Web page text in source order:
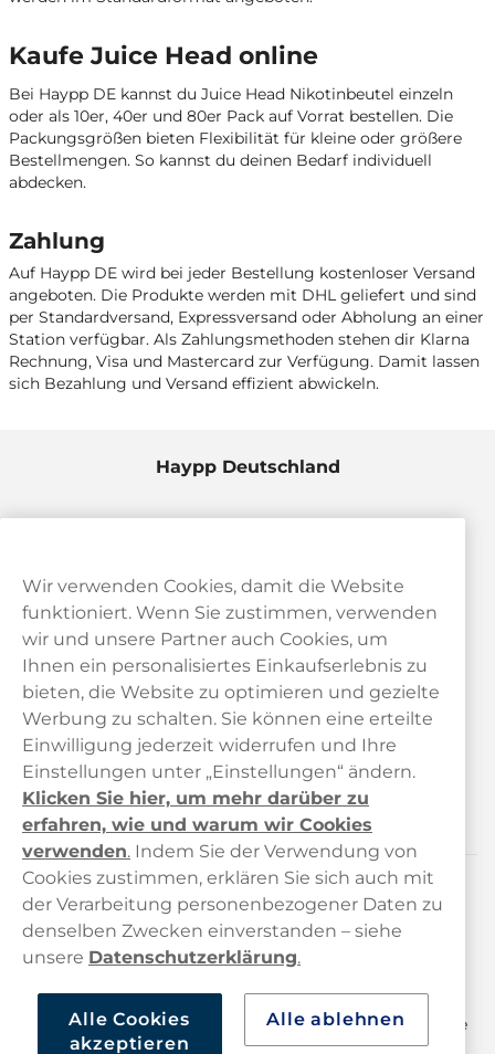
Kaufe Juice Head online
Bei Haypp DE kannst du Juice Head Nikotinbeutel einzeln
oder als 10er, 40er und 80er Pack auf Vorrat bestellen. Die
Packungsgrößen bieten Flexibilität für kleine oder größere
Bestellmengen. So kannst du deinen Bedarf individuell
abdecken.
Zahlung
Auf Haypp DE wird bei jeder Bestellung kostenloser Versand
angeboten. Die Produkte werden mit DHL geliefert und sind
per Standardversand, Expressversand oder Abholung an einer
Station verfügbar. Als Zahlungsmethoden stehen dir Klarna
Rechnung, Visa und Mastercard zur Verfügung. Damit lassen
sich Bezahlung und Versand effizient abwickeln.
Haypp Deutschland
Kontaktiere uns!
hallo@haypp.com
Mo/Di/Fr: 09–17 Uhr (Pause 12–13) Mi/Do: 10–19 Uhr (Pause
14–15)
Kundendienst
Links
Über uns
Wir verwenden Cookies, damit die Website
funktioniert. Wenn Sie zustimmen, verwenden
wir und unsere Partner auch Cookies, um
Ihnen ein personalisiertes Einkaufserlebnis zu
bieten, die Website zu optimieren und gezielte
Werbung zu schalten. Sie können eine erteilte
Einwilligung jederzeit widerrufen und Ihre
Einstellungen unter „Einstellungen“ ändern.
Klicken Sie hier, um mehr darüber zu
erfahren, wie und warum wir Cookies
verwenden. Indem Sie der Verwendung von
Cookies zustimmen, erklären Sie sich auch mit
der Verarbeitung personenbezogener Daten zu
denselben Zwecken einverstanden – siehe
unsere Datenschutzerklärung.
Alle Cookies
akzeptieren
Alle ablehnen